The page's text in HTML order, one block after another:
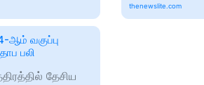
thenewslite.com
வகுப்பு
பலி
தேசிய